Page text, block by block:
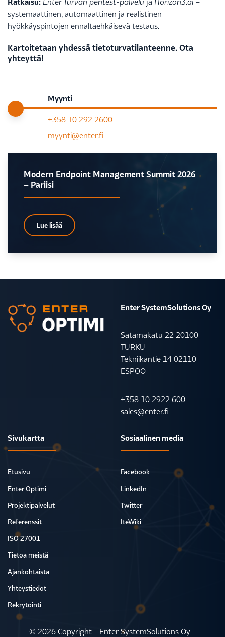
systemaattinen, automaattinen ja realistinen
hyökkäyspintojen ennaltaehkäisevä testaus.
Kartoitetaan yhdessä tietoturvatilanteenne. Ota
yhteyttä!
Myynti
+358 10 292 2600
myynti@enter.fi
Modern Endpoint Management Summit 2026
– Pariisi
Lue lisää
Enter SystemSolutions Oy
Satamakatu 22 20100
TURKU
Tekniikantie 14 02110
ESPOO
+358 10 2922 600
sales@enter.fi
Sivukartta
Etusivu
Enter Optimi
Projektipalvelut
Referenssit
ISO 27001
Tietoa meistä
Ajankohtaista
Yhteystiedot
Rekrytointi
Sosiaalinen media
Facebook
LinkedIn
Twitter
IteWiki
© 2026 Copyright - Enter SystemSolutions Oy -